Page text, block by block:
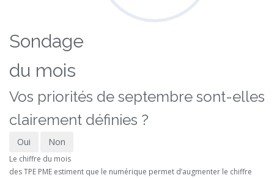
Sondage
du mois
Vos priorités de septembre sont-elles
clairement définies ?
Oui Non
Le chiffre du mois
des TPE PME estiment que le numérique permet d’augmenter le chiffre